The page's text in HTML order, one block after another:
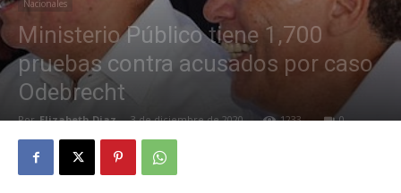
Nacionales
Ministerio Público tiene 1,700
pruebas contra acusados por caso
Odebrecht
Por Elizabeth Diaz - 3 de diciembre de 2020 1233 0